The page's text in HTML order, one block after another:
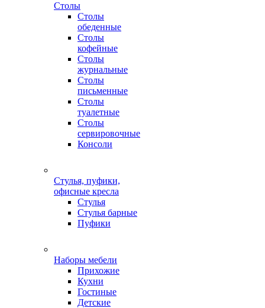
Столы
Столы
обеденные
Столы
кофейные
Столы
журнальные
Столы
письменные
Столы
туалетные
Столы
сервировочные
Консоли
Стулья, пуфики,
офисные кресла
Стулья
Стулья барные
Пуфики
Наборы мебели
Прихожие
Кухни
Гостиные
Детские